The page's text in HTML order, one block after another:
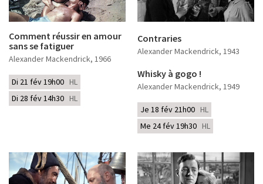
Comment réussir en amour
sans se fatiguer
Alexander Mackendrick, 1966
Di 21 fév 19h00 HL
Di 28 fév 14h30 HL
Contraries
Alexander Mackendrick, 1943
Whisky à gogo !
Alexander Mackendrick, 1949
Je 18 fév 21h00 HL
Me 24 fév 19h30 HL